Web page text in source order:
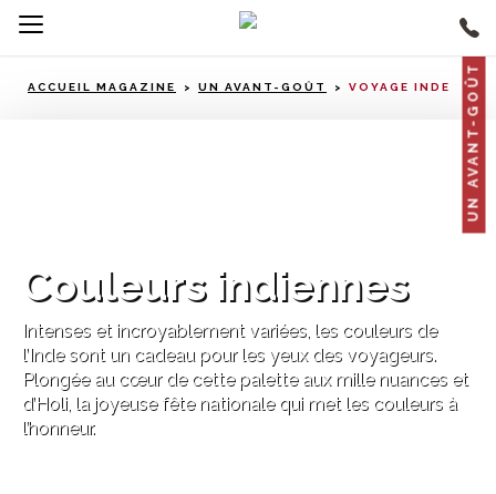
ACCUEIL MAGAZINE UN AVANT-GOÛT VOYAGE INDE UN AVANT-GOÛT
Couleurs indiennes
Intenses et incroyablement variées, les couleurs de
l’Inde sont un cadeau pour les yeux des voyageurs.
Plongée au cœur de cette palette aux mille nuances et
d’Holi, la joyeuse fête nationale qui met les couleurs à
l’honneur.